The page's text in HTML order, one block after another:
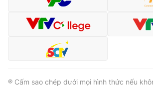
® Cấm sao chép dưới mọi hình thức nếu